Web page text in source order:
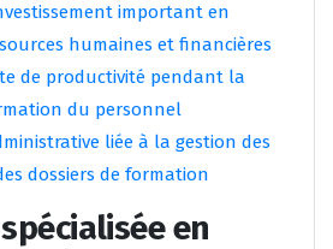
important en
humaines et financières
de productivité pendant la
du personnel
liée à la gestion des
dossiers de formation
en